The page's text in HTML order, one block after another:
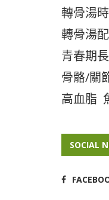
轉骨湯
轉骨湯
青春期
骨骼/關
高血脂
SOCIAL